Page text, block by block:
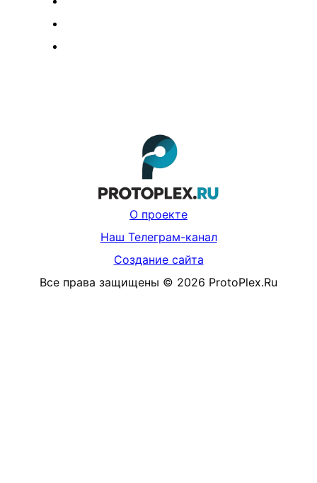
О проекте
Наш Телеграм-канал
Создание сайта
Все права защищены © 2026 ProtoPlex.Ru